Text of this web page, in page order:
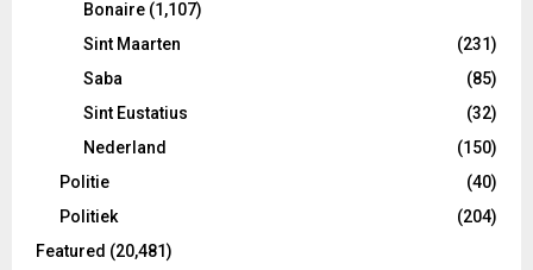
Bonaire (1,107)
Sint Maarten
(231)
Saba
(85)
Sint Eustatius
(32)
Nederland
(150)
Politie
(40)
Politiek
(204)
Featured (20,481)